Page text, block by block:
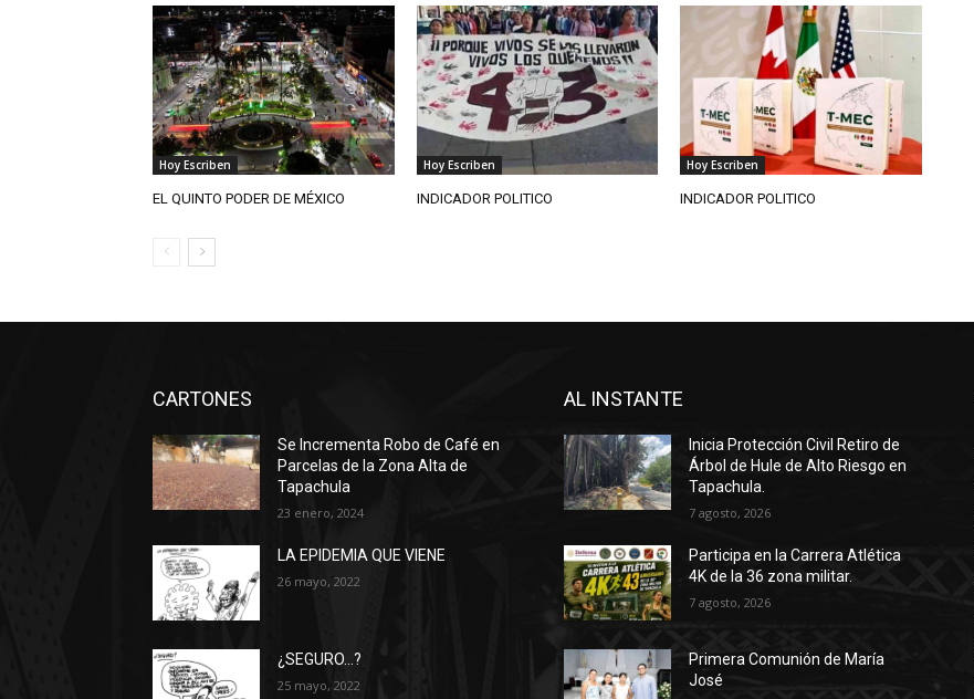
Hoy Escriben
EL QUINTO PODER DE MÉXICO
Hoy Escriben
INDICADOR POLITICO
Hoy Escriben
INDICADOR POLITICO
CARTONES
Se Incrementa Robo de Café en
Parcelas de la Zona Alta de
Tapachula
23 enero, 2024
LA EPIDEMIA QUE VIENE
26 mayo, 2022
¿SEGURO…?
25 mayo, 2022
AL INSTANTE
Inicia Protección Civil Retiro de
Árbol de Hule de Alto Riesgo en
Tapachula.
7 agosto, 2026
Participa en la Carrera Atlética
4K de la 36 zona militar.
7 agosto, 2026
Primera Comunión de María
José